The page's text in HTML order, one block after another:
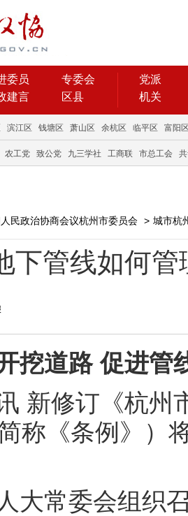
委员
专委会
建言 区县
党派
机关
滨江区 钱塘区 萧山区 余杭区 临平区 富阳
农工党 致公党 九三学社 工商联 市总工会
民政治协商会议杭州市委员会 > 城市杭
下管线如何
挖道路 促进管
新修订《杭州
称《条例》）
大常委会组织